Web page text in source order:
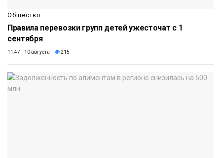
Общество
Правила перевозки групп детей ужесточат с 1
сентября
11:47 10 августа 215